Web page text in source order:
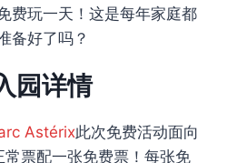
费玩一天！这是每年家庭都
备好了吗？
园详情
Astérix此次免费活动面向
常票配一张免费票！每张免